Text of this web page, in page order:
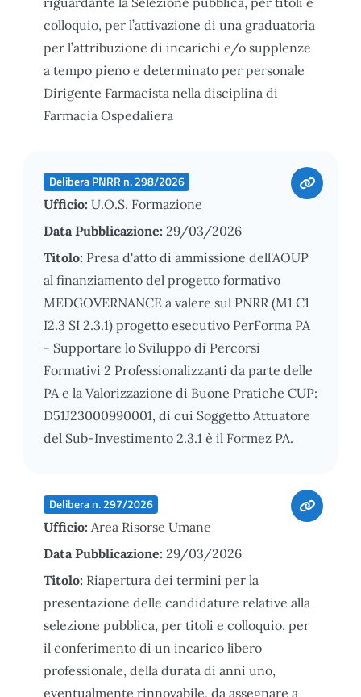
colloquio, per l’attivazione di una graduatoria
per l’attribuzione di incarichi e/o supplenze
a tempo pieno e determinato per personale
Dirigente Farmacista nella disciplina di
Farmacia Ospedaliera
Delibera PNRR n. 298/2026
Ufficio: U.O.S. Formazione
Data Pubblicazione: 29/03/2026
Titolo: Presa d'atto di ammissione dell'AOUP
al finanziamento del progetto formativo
MEDGOVERNANCE a valere sul PNRR (M1 C1
I2.3 SI 2.3.1) progetto esecutivo PerForma PA
- Supportare lo Sviluppo di Percorsi
Formativi 2 Professionalizzanti da parte delle
PA e la Valorizzazione di Buone Pratiche CUP:
D51J23000990001, di cui Soggetto Attuatore
del Sub-Investimento 2.3.1 è il Formez PA.
Delibera n. 297/2026
Ufficio: Area Risorse Umane
Data Pubblicazione: 29/03/2026
Titolo: Riapertura dei termini per la
presentazione delle candidature relative alla
selezione pubblica, per titoli e colloquio, per
il conferimento di un incarico libero
professionale, della durata di anni uno,
eventualmente rinnovabile, da assegnare a